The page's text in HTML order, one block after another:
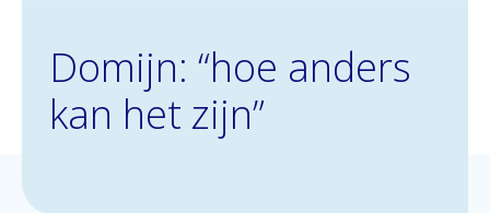
Domijn: “hoe anders
kan het zijn”